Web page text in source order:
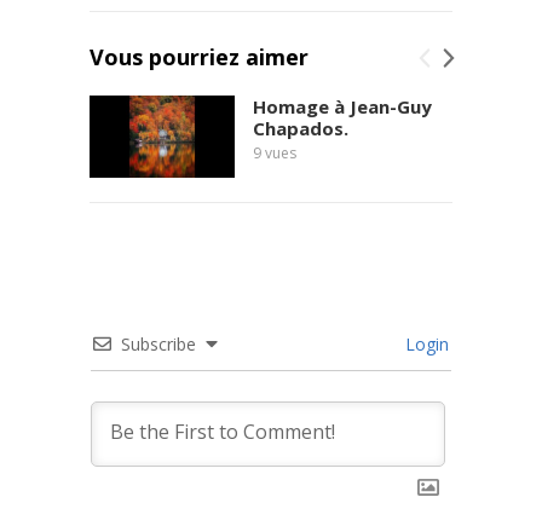
Vous pourriez aimer
Homage à Jean-Guy
Chapados.
9vues
Subscribe Login